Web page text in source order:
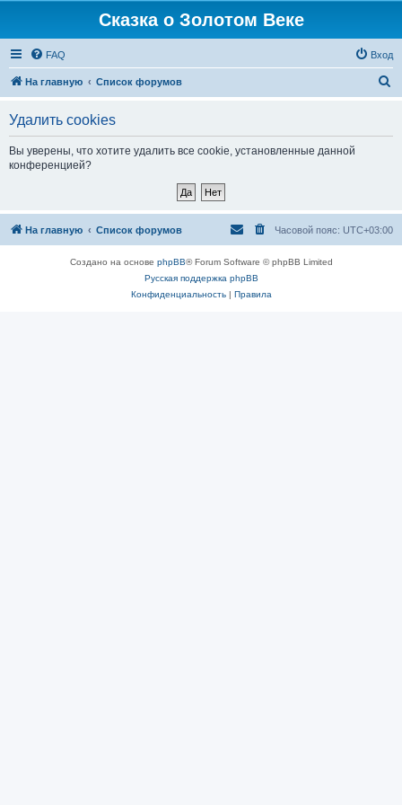
Сказка о Золотом Веке
FAQ Вход
На главную Список форумов
Удалить cookies
Вы уверены, что хотите удалить все cookie, установленные данной
конференцией?
На главную Список форумов Часовой пояс: UTC+03:00
Создано на основе phpBB® Forum Software © phpBB Limited
Русская поддержка phpBB
Конфиденциальность| Правила